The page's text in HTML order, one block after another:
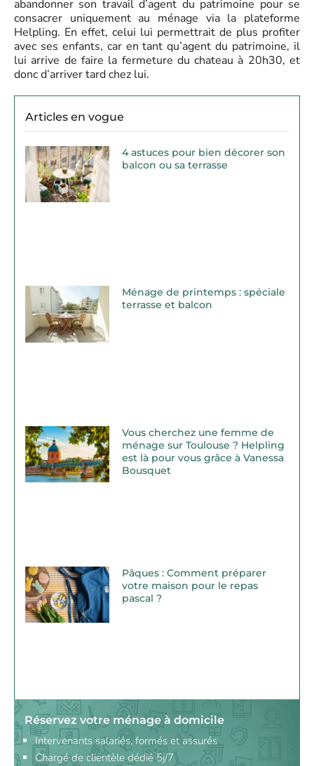
abandonner son travail d’agent du patrimoine pour se
consacrer uniquement au ménage via la plateforme
Helpling. En effet, celui lui permettrait de plus profiter
avec ses enfants, car en tant qu’agent du patrimoine, il
lui arrive de faire la fermeture du chateau à 20h30, et
donc d’arriver tard chez lui.
Articles en vogue
4 astuces pour bien décorer son
balcon ou sa terrasse
Ménage de printemps : spéciale
terrasse et balcon
Vous cherchez une femme de
ménage sur Toulouse ? Helpling
est là pour vous grâce à Vanessa
Bousquet
Pâques : Comment préparer
votre maison pour le repas
pascal ?
Réservez votre ménage à domicile
Intervenants salariés, formés et assurés
Chargé de clientèle dédié 5j/7